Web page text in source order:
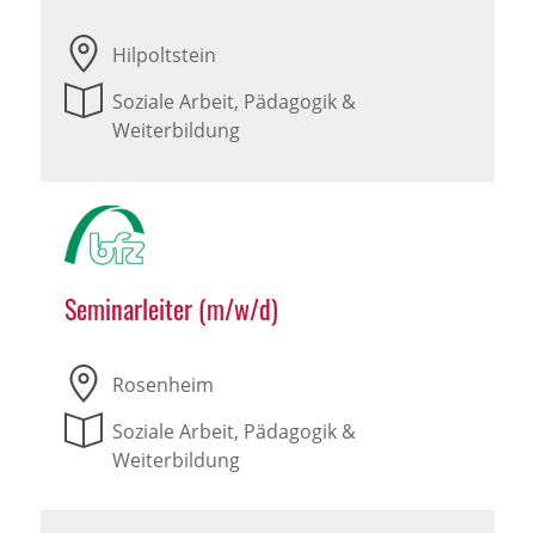
Hilpoltstein
Soziale Arbeit, Pädagogik &
Weiterbildung
Seminarleiter (m/w/d)
Rosenheim
Soziale Arbeit, Pädagogik &
Weiterbildung